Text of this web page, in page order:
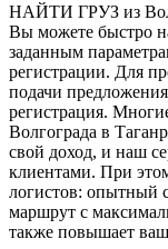
НАЙТИ ГРУЗ из
Вы можете быстро
заданным
регистрации. Для
подачи
регистрация.
Волгограда в
свой доход, и наш
клиентами. При
логистов: опытный
маршрут с
также повышает